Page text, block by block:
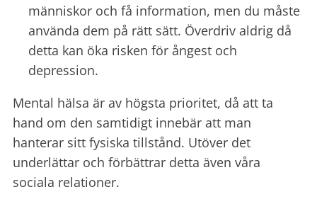
människor och få information, men du måste
använda dem på rätt sätt. Överdriv aldrig då
detta kan öka risken för ångest och
depression.
Mental hälsa är av högsta prioritet, då att ta
hand om den samtidigt innebär att man
hanterar sitt fysiska tillstånd. Utöver det
underlättar och förbättrar detta även våra
sociala relationer.